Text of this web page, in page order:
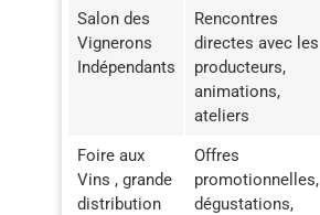
Salon des
Vignerons
Indépendants
Rencontres
directes avec les
producteurs,
animations,
ateliers
Foire aux
Vins , grande
distribution
Offres
promotionnelles,
dégustations,